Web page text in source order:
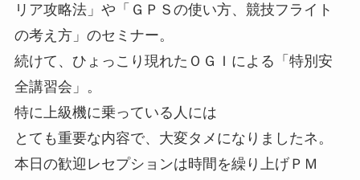
リア攻略法」や「ＧＰＳの使い方、競技フライト
の考え方」のセミナー。
続けて、ひょっこり現れたＯＧＩによる「特別安
全講習会」。
特に上級機に乗っている人には
とても重要な内容で、大変タメになりましたネ。
本日の歓迎レセプションは時間を繰り上げＰＭ